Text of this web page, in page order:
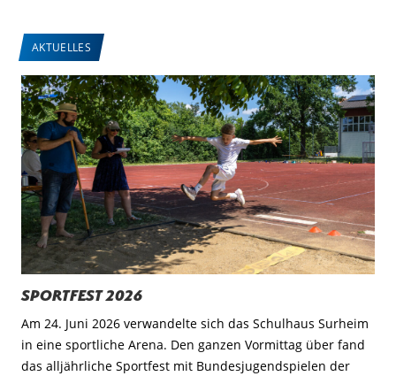
AKTUELLES
Sportfest 2026
Am 24. Juni 2026 verwandelte sich das Schulhaus Surheim
in eine sportliche Arena. Den ganzen Vormittag über fand
das alljährliche Sportfest mit Bundesjugendspielen der